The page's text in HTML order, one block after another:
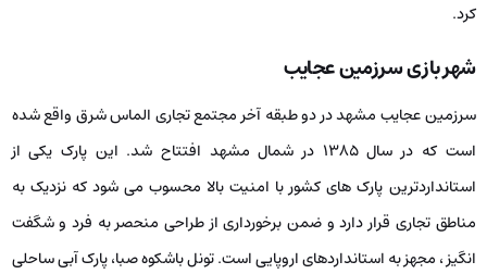
کرد.
شهر بازی سرزمین عجایب
سرزمین عجایب مشهد در دو طبقه آخر مجتمع تجاری الماس شرق واقع شده
است که در سال ۱۳۸۵ در شمال مشهد افتتاح شد. این پارک یکی از
استانداردترین پارک های کشور با امنیت بالا محسوب می شود که نزدیک به
مناطق تجاری قرار دارد و ضمن برخورداری از طراحی منحصر به فرد و شگفت
انگیز ، مجهز به استانداردهای اروپایی است. تونل باشکوه صبا، پارک آبی ساحلی